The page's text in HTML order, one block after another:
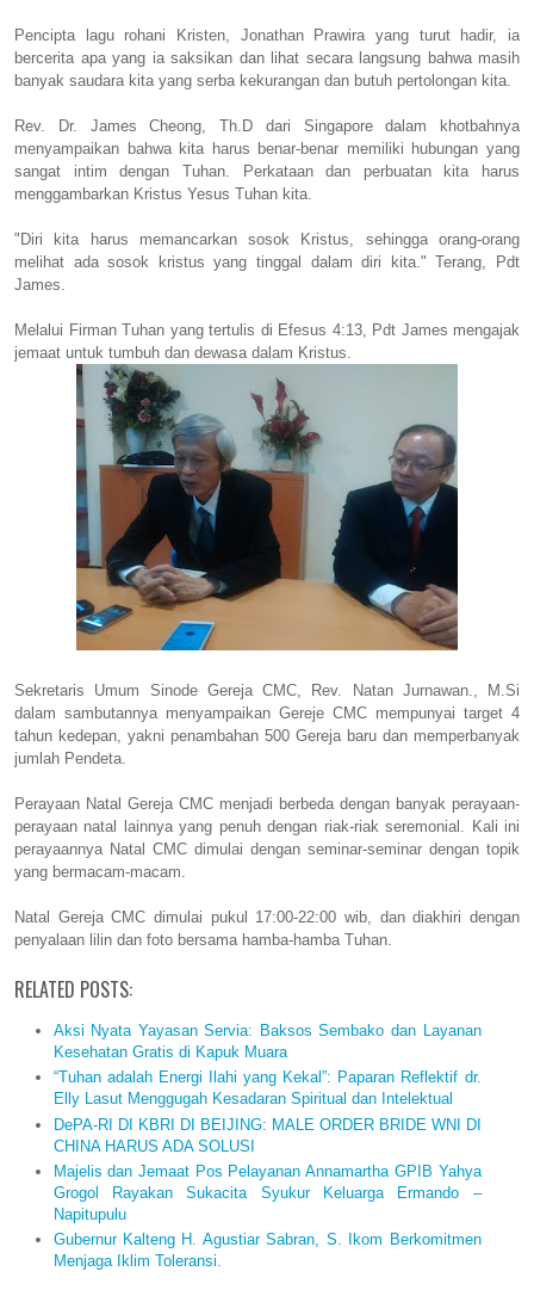
Pencipta lagu rohani Kristen, Jonathan Prawira yang turut hadir, ia
bercerita apa yang ia saksikan dan lihat secara langsung bahwa masih
banyak saudara kita yang serba kekurangan dan butuh pertolongan kita.
Rev. Dr. James Cheong, Th.D dari Singapore dalam khotbahnya
menyampaikan bahwa kita harus benar-benar memiliki hubungan yang
sangat intim dengan Tuhan. Perkataan dan perbuatan kita harus
menggambarkan Kristus Yesus Tuhan kita.
"Diri kita harus memancarkan sosok Kristus, sehingga orang-orang
melihat ada sosok kristus yang tinggal dalam diri kita." Terang, Pdt
James.
Melalui Firman Tuhan yang tertulis di Efesus 4:13, Pdt James mengajak
jemaat untuk tumbuh dan dewasa dalam Kristus.
Sekretaris Umum Sinode Gereja CMC, Rev. Natan Jurnawan., M.Si
dalam sambutannya menyampaikan Gereje CMC mempunyai target 4
tahun kedepan, yakni penambahan 500 Gereja baru dan memperbanyak
jumlah Pendeta.
Perayaan Natal Gereja CMC menjadi berbeda dengan banyak perayaan-
perayaan natal lainnya yang penuh dengan riak-riak seremonial. Kali ini
perayaannya Natal CMC dimulai dengan seminar-seminar dengan topik
yang bermacam-macam.
Natal Gereja CMC dimulai pukul 17:00-22:00 wib, dan diakhiri dengan
penyalaan lilin dan foto bersama hamba-hamba Tuhan.
RELATED POSTS:
Aksi Nyata Yayasan Servia: Baksos Sembako dan Layanan
Kesehatan Gratis di Kapuk Muara
“Tuhan adalah Energi Ilahi yang Kekal”: Paparan Reflektif dr.
Elly Lasut Menggugah Kesadaran Spiritual dan Intelektual
DePA-RI DI KBRI DI BEIJING: MALE ORDER BRIDE WNI DI
CHINA HARUS ADA SOLUSI
Majelis dan Jemaat Pos Pelayanan Annamartha GPIB Yahya
Grogol Rayakan Sukacita Syukur Keluarga Ermando –
Napitupulu
Gubernur Kalteng H. Agustiar Sabran, S. Ikom Berkomitmen
Menjaga Iklim Toleransi.